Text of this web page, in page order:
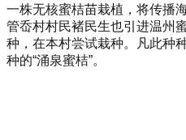
一株无核蜜桔苗栽植，将传播
管岙村村民褚民生也引进温州
种，在本村尝试栽种。凡此种
种的“涌泉蜜桔”。